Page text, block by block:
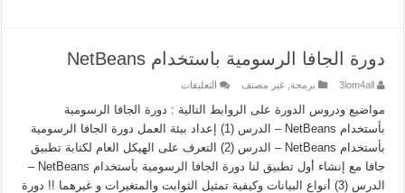
دورة الجافا الرسومية باستخدام NetBeans
3lom4all برمجة ,غير مصنف التعليقات
الجافا
الرسومية
باستخدام
NetBeans
مغلقة
مواضيع ودروس الدورة على الروابط التالية : دورة الجافا الرسومية
بأستخدام NetBeans – الدرس (1) إعداد بيئة العمل دورة الجافا الرسومية
بأستخدام NetBeans – الدرس (2) التعرف على الهيكل العام لكتابة تطبيق
جافا مع إنشاء أول تطبيق لنا دورة الجافا الرسومية بأستخدام NetBeans –
الدرس (3) أنواع البيانات وكيفية تمثيل الثوابت والمتغيرات و غيرهما !! دورة